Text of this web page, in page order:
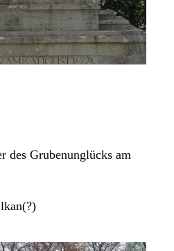
des Grubenunglücks am